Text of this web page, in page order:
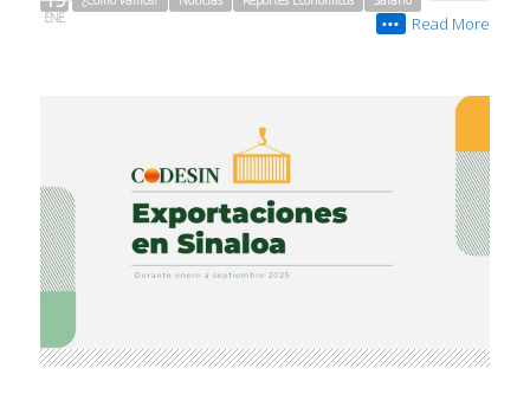
ENE Read More
•••